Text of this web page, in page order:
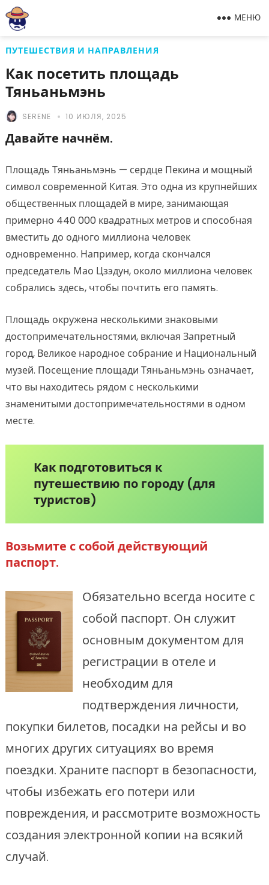
МЕНЮ
ПУТЕШЕСТВИЯ И НАПРАВЛЕНИЯ
Как посетить площадь
Тяньаньмэнь
SERENE 10 ИЮЛЯ, 2025
Давайте начнём.
Площадь Тяньаньмэнь — сердце Пекина и мощный
символ современной Китая. Это одна из крупнейших
общественных площадей в мире, занимающая
примерно 440 000 квадратных метров и способная
вместить до одного миллиона человек
одновременно. Например, когда скончался
председатель Мао Цзэдун, около миллиона человек
собрались здесь, чтобы почтить его память.
Площадь окружена несколькими знаковыми
достопримечательностями, включая Запретный
город, Великое народное собрание и Национальный
музей. Посещение площади Тяньаньмэнь означает,
что вы находитесь рядом с несколькими
знаменитыми достопримечательностями в одном
месте.
Как подготовиться к
путешествию по городу (для
туристов)
Возьмите с собой действующий
паспорт.
Обязательно всегда носите с
собой паспорт. Он служит
основным документом для
регистрации в отеле и
необходим для
подтверждения личности,
покупки билетов, посадки на рейсы и во
многих других ситуациях во время
поездки. Храните паспорт в безопасности,
чтобы избежать его потери или
повреждения, и рассмотрите возможность
создания электронной копии на всякий
случай.